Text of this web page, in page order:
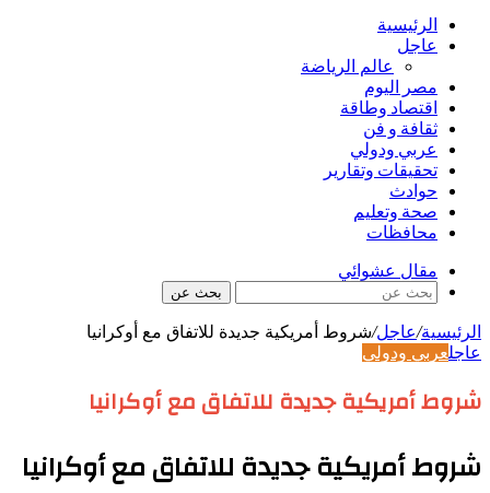
الرئيسية
عاجل
عالم الرياضة
مصر اليوم
اقتصاد وطاقة
ثقافة و فن
عربي ودولي
تحقيقات وتقارير
حوادث
صحة وتعليم
محافظات
مقال عشوائي
بحث عن
الرئيسية/عاجل/شروط أمريكية جديدة للاتفاق مع أوكرانيا
عاجلعربي ودولي
شروط أمريكية جديدة للاتفاق مع أوكرانيا
شروط أمريكية جديدة للاتفاق مع أوكرانيا